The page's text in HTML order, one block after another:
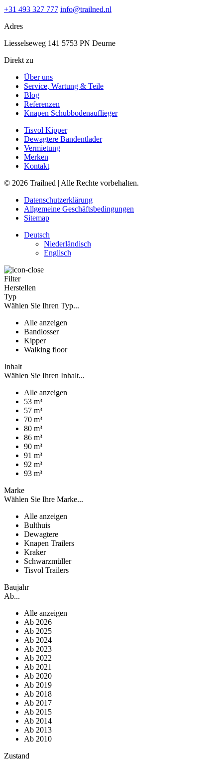
+31 493 327 777 info@trailned.nl
Adres
Liesselseweg 141 5753 PN Deurne
Direkt zu
Über uns
Service, Wartung & Teile
Blog
Referenzen
Knapen Schubbodenauflieger
Tisvol Kipper
Dewagtere Bandentlader
Vermietung
Merken
Kontakt
© 2026 Trailned | Alle Rechte vorbehalten.
Datenschutzerklärung
Allgemeine Geschäftsbedingungen
Sitemap
Deutsch
Niederländisch
Englisch
Filter
Herstellen
Typ
Wählen Sie Ihren Typ...
Alle anzeigen
Bandlosser
Kipper
Walking floor
Inhalt
Wählen Sie Ihren Inhalt...
Alle anzeigen
53 m³
57 m³
70 m³
80 m³
86 m³
90 m³
91 m³
92 m³
93 m³
Marke
Wählen Sie Ihre Marke...
Alle anzeigen
Bulthuis
Dewagtere
Knapen Trailers
Kraker
Schwarzmüller
Tisvol Trailers
Baujahr
Ab...
Alle anzeigen
Ab 2026
Ab 2025
Ab 2024
Ab 2023
Ab 2022
Ab 2021
Ab 2020
Ab 2019
Ab 2018
Ab 2017
Ab 2015
Ab 2014
Ab 2013
Ab 2010
Zustand